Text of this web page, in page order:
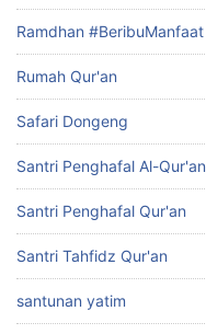
Ramdhan #BeribuManfaat
Rumah Qur'an
Safari Dongeng
Santri Penghafal Al-Qur'an
Santri Penghafal Qur'an
Santri Tahfidz Qur'an
santunan yatim